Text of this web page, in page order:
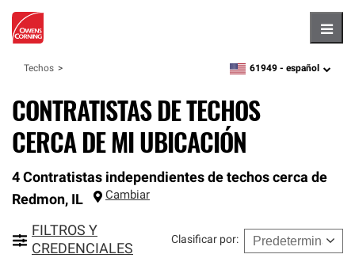
Techos zipcode,language
61949 - español
CONTRATISTAS DE TECHOS
CERCA DE MI UBICACIÓN
4 Contratistas independientes de techos cerca de
Redmon, IL Cambiar
FILTROS Y
CREDENCIALES
Clasificar por: